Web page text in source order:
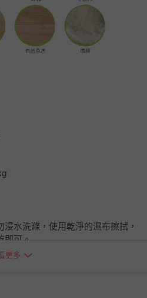
水洗滌，使用乾淨的濕布擦拭，
即可。
M3A918
更多